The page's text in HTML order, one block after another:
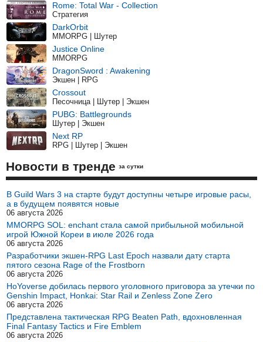
Rome: Total War - Collection
Стратегия
DarkOrbit
MMORPG | Шутер
Justice Online
MMORPG
DragonSword : Awakening
Экшен | RPG
Crossout
Песочница | Шутер | Экшен
PUBG: Battlegrounds
Шутер | Экшен
Next RP
RPG | Шутер | Экшен
Новости в тренде за сутки
В Guild Wars 3 на старте будут доступны четыре игровые расы,
а в будущем появятся новые
06 августа 2026
MMORPG SOL: enchant стала самой прибыльной мобильной
игрой Южной Кореи в июле 2026 года
06 августа 2026
Разработчики экшен-RPG Last Epoch назвали дату старта
пятого сезона Rage of the Frostborn
06 августа 2026
HoYoverse добилась первого уголовного приговора за утечки по
Genshin Impact, Honkai: Star Rail и Zenless Zone Zero
06 августа 2026
Представлена тактическая RPG Beaten Path, вдохновленная
Final Fantasy Tactics и Fire Emblem
06 августа 2026